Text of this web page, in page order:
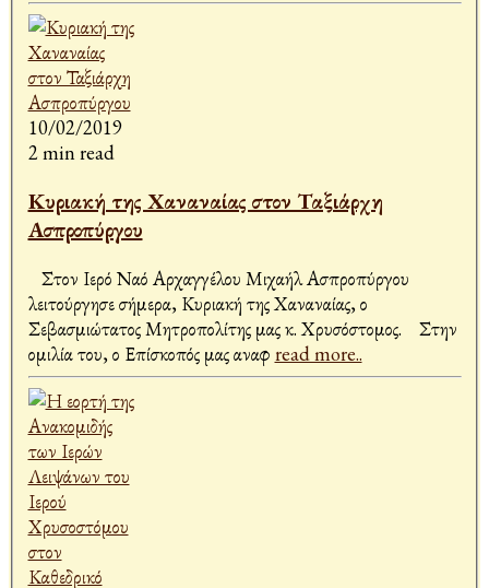
10/02/2019
2 min read
Κυριακή της Χαναναίας στον Ταξιάρχη
Ασπροπύργου
Στον Ιερό Ναό Αρχαγγέλου Μιχαήλ Ασπροπύργου
λειτούργησε σήμερα, Κυριακή της Χαναναίας, ο
Σεβασμιώτατος Μητροπολίτης μας κ. Χρυσόστομος. Στην
ομιλία του, ο Επίσκοπός μας αναφ read more..